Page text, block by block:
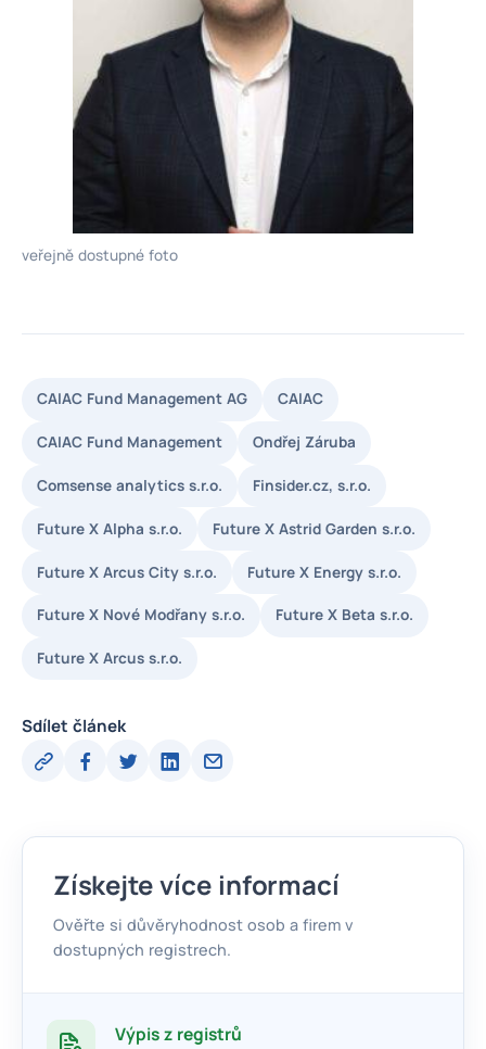
veřejně dostupné foto
CAIAC Fund Management AG CAIAC
CAIAC Fund Management Ondřej Záruba
Comsense analytics s.r.o. Finsider.cz, s.r.o.
Future X Alpha s.r.o. Future X Astrid Garden s.r.o.
Future X Arcus City s.r.o. Future X Energy s.r.o.
Future X Nové Modřany s.r.o. Future X Beta s.r.o.
Future X Arcus s.r.o.
Sdílet článek
Získejte více informací
Ověřte si důvěryhodnost osob a firem v
dostupných registrech.
Výpis z registrů